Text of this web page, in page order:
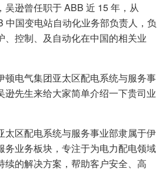
吴逊曾任职于 ABB 近 15 年，从
中国变电站自动化业务部负责人，负
、控制、及自动化在中国的相关业
顿电气集团亚太区配电系统与服务事
逊先生来给大家简单介绍一下贵司业
太区配电系统与服务事业部隶属于伊
务业务板块，专注于为电力配电领域
续的解决方案，帮助客户安全、高